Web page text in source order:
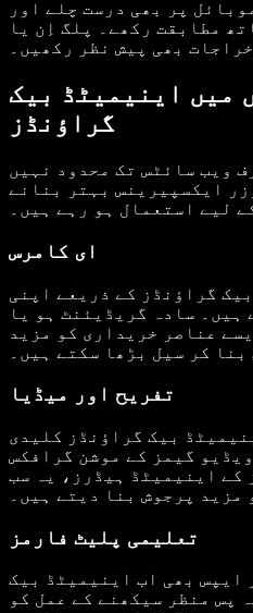
پر بھی درست چلے اور
مطابقت رکھے۔ پلگ اِن یا
بھی پیش نظر رکھیں۔
میں اینیمیٹڈ بیک
گراؤنڈز
ویب سائٹس تک محدود نہیں
ایکسپیرینس بہتر بنانے
لیے استعمال ہو رہے ہیں۔
ای کامرس
گراؤنڈز کے ذریعے اپنی
ہیں۔ سادہ گریڈیئنٹ ہو یا
عناصر خریداری کو مزید
بنا کر سیل بڑھا سکتے ہیں۔
تفریح اور میڈیا
بیک گراؤنڈز کلیدی
گیمز کے موشن گرافکس
کے اینیمیٹڈ ہیڈرز، یہ سب
مزید پرجوش بنا دیتے ہیں۔
تعلیمی پلیٹ فارمز
ایپس بھی اب اینیمیٹڈ بیک
پس منظر سیکھنے کے عمل کو